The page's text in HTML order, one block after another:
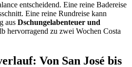
entscheidend. Eine reine Badereise
Eine reine Rundreise kann
aus Dschungelabenteuer und
hervorragend zu zwei Wochen Costa
Von San José bis